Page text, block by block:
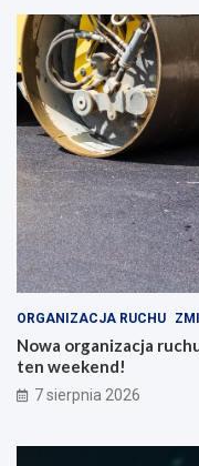
ORGANIZACJA RUCHU
Nowa organizacja
ten weekend!
7 sierpnia 2026